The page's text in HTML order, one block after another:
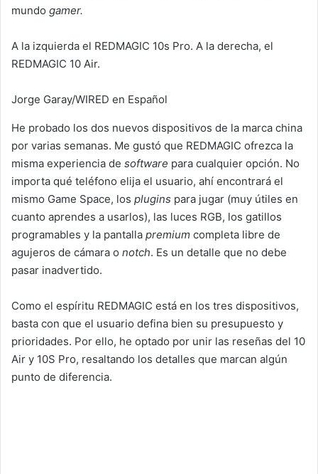
mundo gamer.
A la izquierda el REDMAGIC 10s Pro. A la derecha, el
REDMAGIC 10 Air.
Jorge Garay/WIRED en Español
He probado los dos nuevos dispositivos de la marca china
por varias semanas. Me gustó que REDMAGIC ofrezca la
misma experiencia de software para cualquier opción. No
importa qué teléfono elija el usuario, ahí encontrará el
mismo Game Space, los plugins para jugar (muy útiles en
cuanto aprendes a usarlos), las luces RGB, los gatillos
programables y la pantalla premium completa libre de
agujeros de cámara o notch. Es un detalle que no debe
pasar inadvertido.
Como el espíritu REDMAGIC está en los tres dispositivos,
basta con que el usuario defina bien su presupuesto y
prioridades. Por ello, he optado por unir las reseñas del 10
Air y 10S Pro, resaltando los detalles que marcan algún
punto de diferencia.